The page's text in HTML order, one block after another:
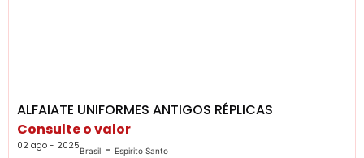
ALFAIATE UNIFORMES ANTIGOS RÉPLICAS
Consulte o valor
02 ago - 2025Brasil - Espirito Santo